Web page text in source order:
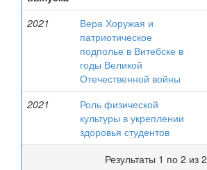
2021
Вера Хоружая и
патриотическое
подполье в Витебске в
годы Великой
Отечественной войны
2021
Роль физической
культуры в укреплении
здоровья студентов
Результаты 1 по 2 из 2